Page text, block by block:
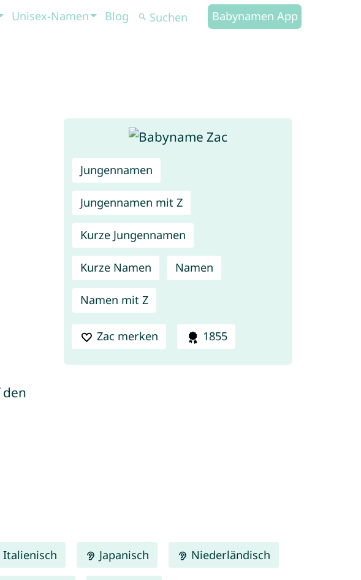
Unisex-Namen Blog Babynamen App
Jungennamen
Jungennamen mit Z
Kurze Jungennamen
Kurze Namen Namen
Namen mit Z
Zac merken 1855
Italienisch Japanisch Niederländisch